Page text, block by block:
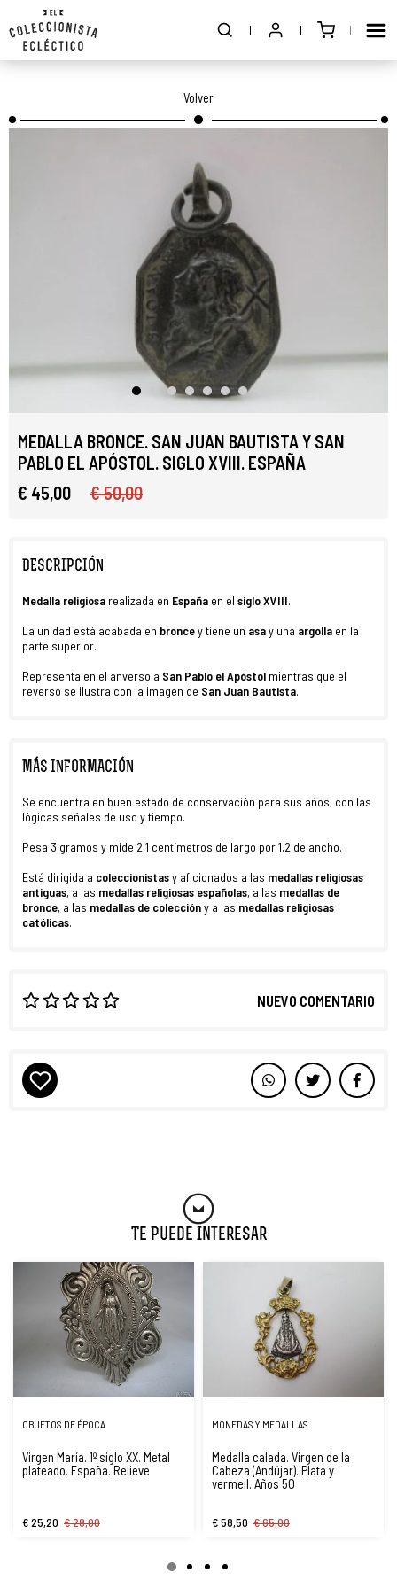
Volver
MEDALLA BRONCE. SAN JUAN BAUTISTA Y SAN
PABLO EL APÓSTOL. SIGLO XVIII. ESPAÑA
€ 45,00
€ 50,00
DESCRIPCIÓN
Medalla religiosa realizada en España en el siglo XVIII.
La unidad está acabada en broncey tiene un asay una argolla en la
parte superior.
Representa en el anverso a San Pablo el Apóstol mientras que el
reverso se ilustra con la imagen de San Juan Bautista.
MÁS INFORMACIÓN
Se encuentra en buen estado de conservación para sus años, con las
lógicas señales de uso y tiempo.
Pesa 3 gramos y mide 2,1 centímetros de largo por 1,2 de ancho.
Está dirigida a coleccionistasy aficionados a las medallas religiosas
antiguas, a las medallas religiosas españolas, a las medallas de
bronce, a las medallas de coleccióny a las medallas religiosas
católicas.
NUEVO COMENTARIO
Te Puede Interesar
OBJETOS DE ÉPOCA
Virgen María. 1º siglo XX. Metal
plateado. España. Relieve
€ 25,20 € 28,00
MONEDAS Y MEDALLAS
Medalla calada. Virgen de la
Cabeza (Andújar). Plata y
vermeil. Años 50
€ 58,50 € 65,00